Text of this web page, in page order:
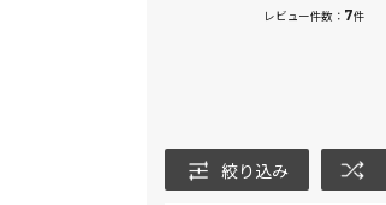
レビュー件数： 7件
絞り込み